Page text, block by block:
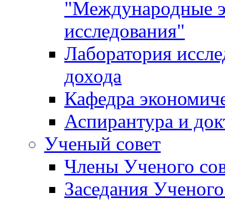
"Международные
исследования"
Лаборатория
дохода
Кафедра
Аспирантура и
Ученый совет
Члены Ученого
Заседания